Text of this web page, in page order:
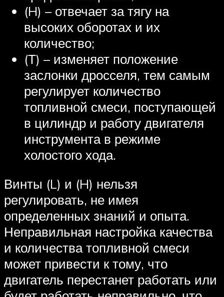
(H) – отвечает за тягу на
высоких оборотах и их
количество;
(Т) – изменяет положение
заслонки дросселя, тем самым
регулирует количество
топливной смеси, поступающей
в цилиндр и работу двигателя
инструмента в режиме
холостого хода.
Винты (L) и (H) нельзя
регулировать, не имея
определенных знаний и опыта.
Неправильная настройка качества
и количества топливной смеси
может привести к тому, что
двигатель перестанет работать или